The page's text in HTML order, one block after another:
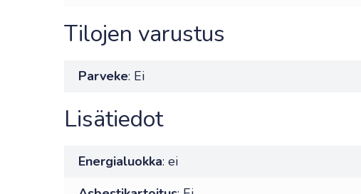
Tilojen varustus
Parveke: Ei
Lisätiedot
Energialuokka: ei